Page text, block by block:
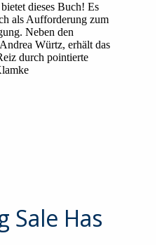
dieses Buch! Es
als Aufforderung zum
Neben den
Würtz, erhält das
durch pointierte
Sale Has